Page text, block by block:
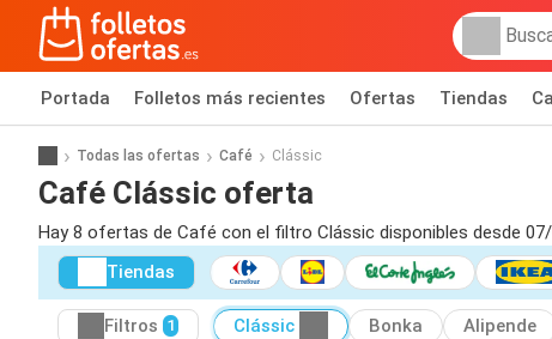
Portada Folletos más recientes Ofertas Tiendas
Todas las ofertas Café Clássic
Café Clássic oferta
Hay 8 ofertas de Café con el filtro Clássic disponibles desde
Tiendas
Filtros 1 Clássic Bonka Alipende